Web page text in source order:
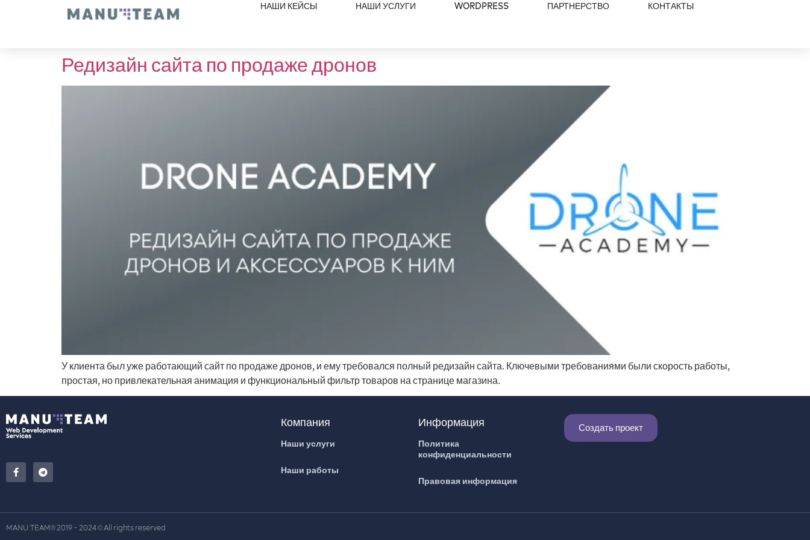
НАШИ КЕЙСЫ НАШИ УСЛУГИ WORDPRESS ПАРТНЕРСТВО КОНТАКТЫ
Редизайн сайта по продаже дронов
У клиента был уже работающий сайт по продаже дронов, и ему требовался полный редизайн сайта. Ключевыми требованиями были скорость работы,
простая, но привлекательная анимация и функциональный фильтр товаров на странице магазина.
Компания
Наши услуги
Наши работы
Информация
Политика
конфиденциальности
Правовая информация
Создать проект
MANU:TEAM® 2019 - 2024©All rights reserved